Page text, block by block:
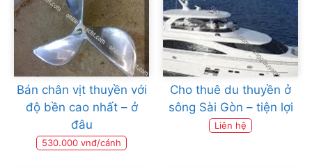
Bán chân vịt thuyền với
độ bền cao nhất – ở
đâu
530.000 vnđ/cánh
Cho thuê du thuyền ở
sông Sài Gòn – tiện lợi
Liên hệ